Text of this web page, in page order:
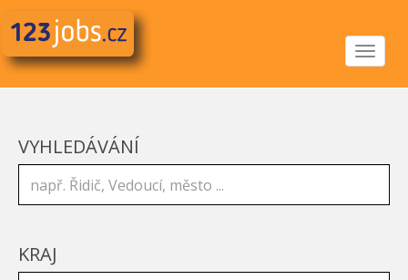
Toggle
VYHLEDÁVÁNÍ
KRAJ